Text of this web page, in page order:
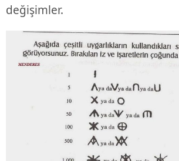
değişimler.